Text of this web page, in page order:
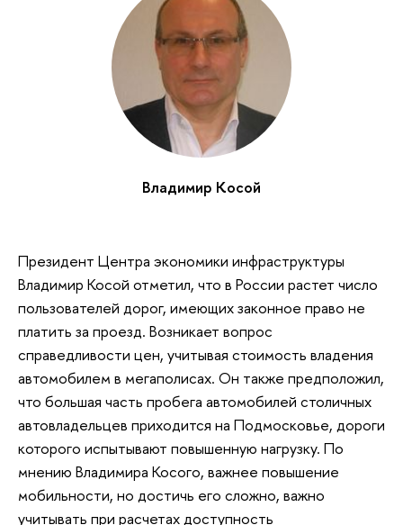
Владимир Косой
Президент Центра экономики инфраструктуры
Владимир Косой отметил, что в России растет число
пользователей дорог, имеющих законное право не
платить за проезд. Возникает вопрос
справедливости цен, учитывая стоимость владения
автомобилем в мегаполисах. Он также предположил,
что большая часть пробега автомобилей столичных
автовладельцев приходится на Подмосковье, дороги
которого испытывают повышенную нагрузку. По
мнению Владимира Косого, важнее повышение
мобильности, но достичь его сложно, важно
учитывать при расчетах доступность